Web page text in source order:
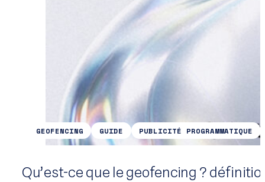
GEOFENCING GUIDE PUBLICITÉ PROGRAMMATIQUE
Qu’est-ce que le geofencing ?